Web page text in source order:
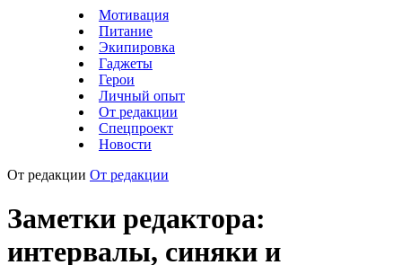
Мотивация
Питание
Экипировка
Гаджеты
Герои
Личный опыт
От редакции
Спецпроект
Новости
От редакции От редакции
Заметки редактора:
интервалы, синяки и